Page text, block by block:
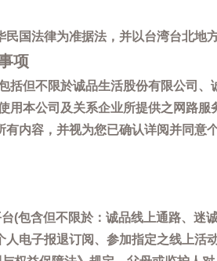
国法律为准据法，并以台湾台北地
项
括但不限於诚品生活股份有限公司
用本公司及关系企业所提供之网路
有内容，并视为您已确认详阅并同
(包含但不限於：诚品线上通路、
电子报退订阅、参加指定之线上活